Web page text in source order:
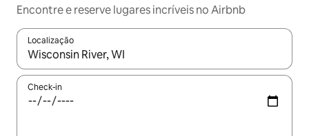
Encontre e reserve lugares incríveis no Airbnb
Localização
Quando os resultados estiverem disponíveis, explore-os
Check-in